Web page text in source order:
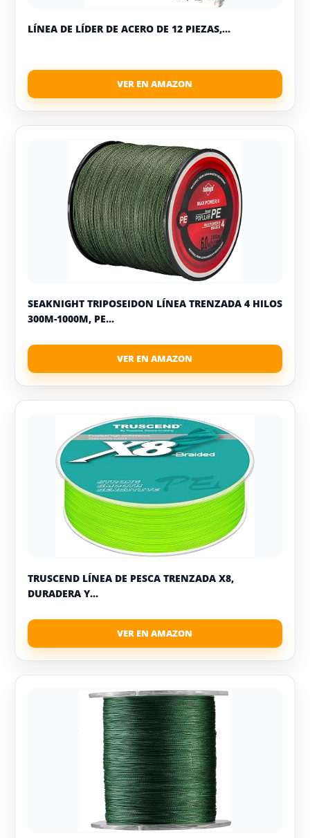
LÍNEA DE LÍDER DE ACERO DE 12 PIEZAS,...
SEAKNIGHT TRIPOSEIDON LÍNEA TRENZADA 4 HILOS
300M-1000M, PE...
TRUSCEND LÍNEA DE PESCA TRENZADA X8,
DURADERA Y...